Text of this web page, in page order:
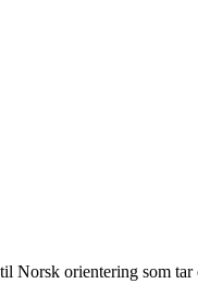
orientering som